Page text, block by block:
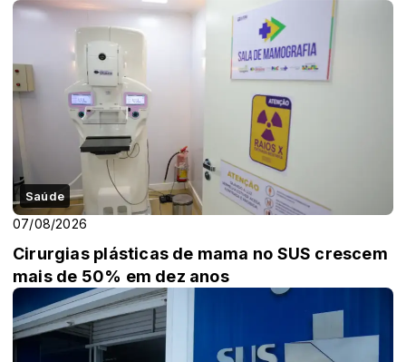
Saúde
07/08/2026
Cirurgias plásticas de mama no SUS crescem
mais de 50% em dez anos